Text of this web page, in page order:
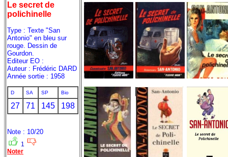
Le secret de
polichinelle
Type : Texte "San
Antonio" en bleu sur
rouge. Dessin de
Gourdon.
Editeur EO :
Auteur : Frédéric DARD
Année sortie : 1958
D SA SP Bio
27 71 145 198
Note : 10/20
1
Noter